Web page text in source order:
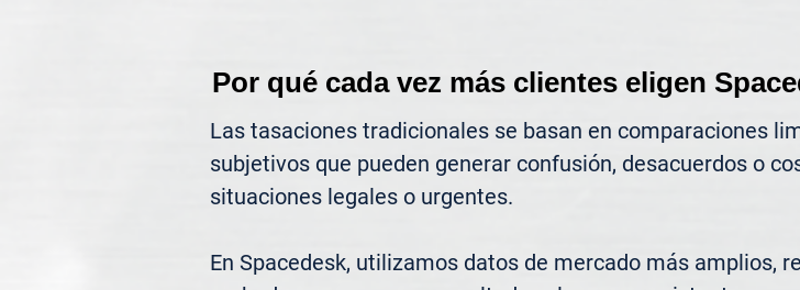
Por qué cada vez más clientes eligen
Las tasaciones tradicionales se basan en comparaciones
subjetivos que pueden generar confusión, desacuerdos o
situaciones legales o urgentes.
En Spacedesk, utilizamos datos de mercado más amplios,